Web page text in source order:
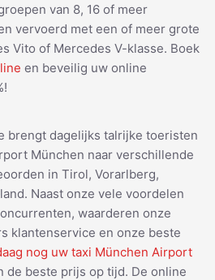
van 8, 16 of meer
vervoerd met een of meer grote
Vito of Mercedes V-klasse. Boek
en beveilig uw online
brengt dagelijks talrijke toeristen
München naar verschillende
in Tirol, Vorarlberg,
Naast onze vele voordelen
waarderen onze
klantenservice en onze beste
nog uw taxi München Airport
de beste prijs op tijd. De online